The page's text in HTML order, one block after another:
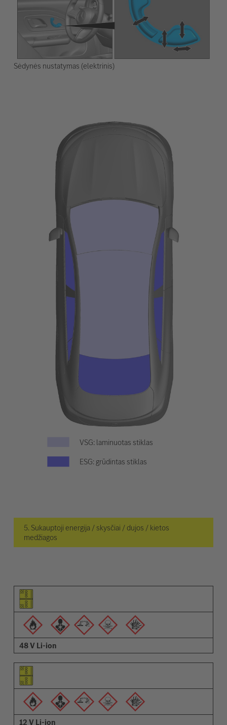
Sėdynės nustatymas (elektrinis)
VSG: laminuotas stiklas
ESG: grūdintas stiklas
5. Sukauptoji energija / skysčiai / dujos / kietos
medžiagos
Elemento piktograma
Įspėjimų piktogramos
Aprašymas
48 V Li-ion
12 V Li-ion